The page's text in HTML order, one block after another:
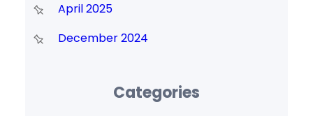
April 2025
December 2024
Categories